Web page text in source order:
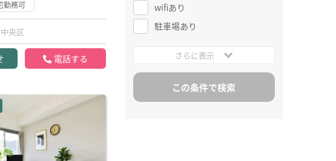
勤務可
央区
電話する
wifiあり
駐車場あり
さらに表示